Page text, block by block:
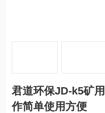
君道环保JD-k5矿
作简单使用方便